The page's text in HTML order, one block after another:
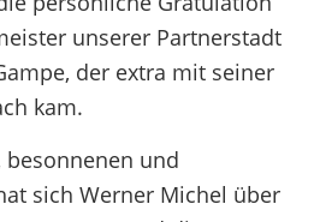
unserer Partnerstadt
der extra mit seiner
kam.
und
sich Werner Michel über